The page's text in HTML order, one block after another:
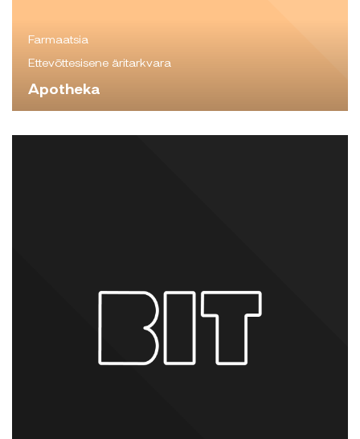
Farmaatsia
Ettevõttesisene äritarkvara
Apotheka